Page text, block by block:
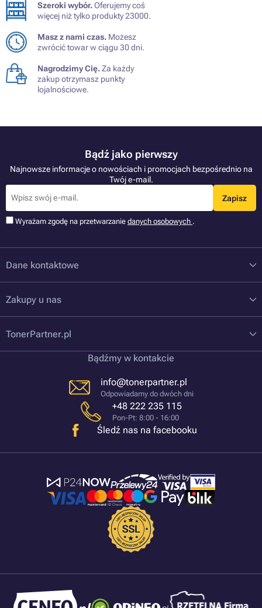
Szeroki wybór.Oferujemy coś
więcej niż tylko produkty 23000.
Masz z nami czas. Możesz
zwrócić towar w ciągu 30 dni.
Nagrodzimy Cię.Za każdy
zakup otrzymasz punkty
lojalnościowe.
Bądź jako pierwszy
Najnowsze informacje o nowościach i promocjach bezpośrednio na
Twój e-mail.
Zapisz
Wyrażam zgodę na przetwarzanie danych osobowych .
Dane kontaktowe
Zakupy u nas
TonerPartner.pl
Bądźmy w kontakcie
info@tonerpartner.pl
Odpowiadamy do dwóch dni
+48 222 235 115
Pon-Pt: 8:00 - 16:00
Śledź nas na facebooku